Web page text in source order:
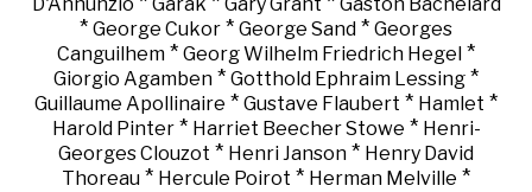
D'Annunzio
Garak Gary Grant Gaston Bachelard
* George Cukor * George Sand * Georges
Canguilhem * Georg Wilhelm Friedrich Hegel *
Giorgio Agamben * Gotthold Ephraim Lessing *
Guillaume Apollinaire * Gustave Flaubert * Hamlet *
Harold Pinter* Harriet Beecher Stowe * Henri-
Georges Clouzot * Henri Janson * Henry David
Thoreau * Hercule Poirot * Herman Melville *